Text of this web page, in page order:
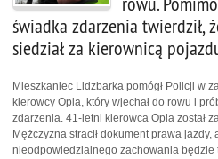
świadka zdarzenia twierdził,
siedział za kierownicą
Mieszkaniec Lidzbarka pomógł Policji w
kierowcy Opla, który wjechał do rowu i
zdarzenia. 41-letni kierowca Opla został
Mężczyzna stracił dokument prawa jazdy,
nieodpowiedzialnego zachowania będzie